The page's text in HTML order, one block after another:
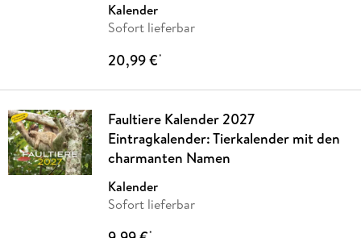
Kalender
Sofort lieferbar
20,99 €*
Faultiere Kalender 2027
Eintragkalender: Tierkalender mit den
charmanten Namen
Kalender
Sofort lieferbar
*